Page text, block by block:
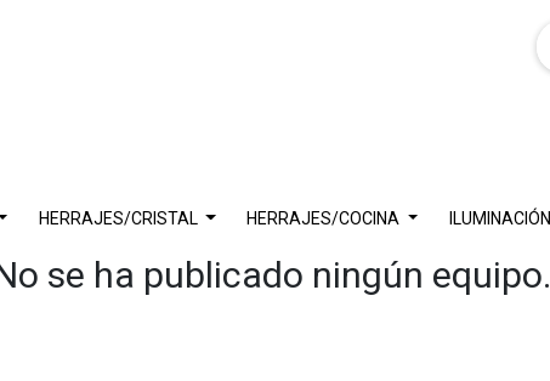
HERRAJES/CRISTAL HERRAJES/COCINA ILUMINACIÓN
se ha publicado ningún equipo.